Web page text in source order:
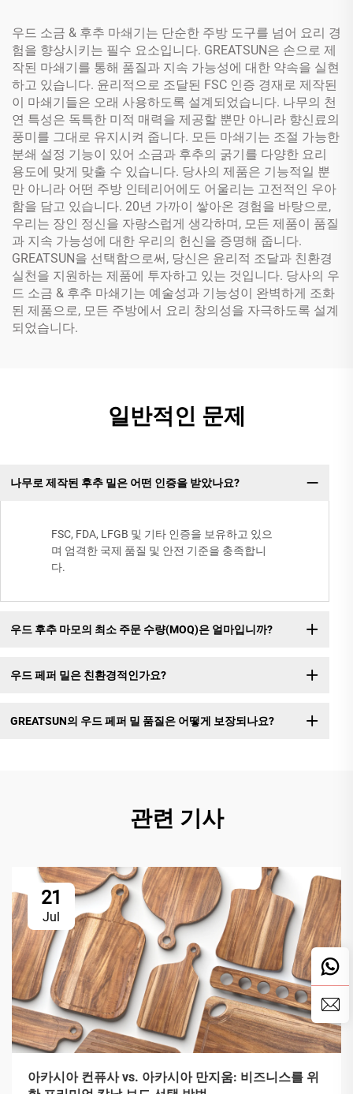
우드 소금 & 후추 마쇄기는 단순한 주방 도구를 넘어 요리 경
험을 향상시키는 필수 요소입니다. GREATSUN은 손으로 제
작된 마쇄기를 통해 품질과 지속 가능성에 대한 약속을 실현
하고 있습니다. 윤리적으로 조달된 FSC 인증 경재로 제작된
이 마쇄기들은 오래 사용하도록 설계되었습니다. 나무의 천
연 특성은 독특한 미적 매력을 제공할 뿐만 아니라 향신료의
풍미를 그대로 유지시켜 줍니다. 모든 마쇄기는 조절 가능한
분쇄 설정 기능이 있어 소금과 후추의 굵기를 다양한 요리
용도에 맞게 맞출 수 있습니다. 당사의 제품은 기능적일 뿐
만 아니라 어떤 주방 인테리어에도 어울리는 고전적인 우아
함을 담고 있습니다. 20년 가까이 쌓아온 경험을 바탕으로,
우리는 장인 정신을 자랑스럽게 생각하며, 모든 제품이 품질
과 지속 가능성에 대한 우리의 헌신을 증명해 줍니다.
GREATSUN을 선택함으로써, 당신은 윤리적 조달과 친환경
실천을 지원하는 제품에 투자하고 있는 것입니다. 당사의 우
드 소금 & 후추 마쇄기는 예술성과 기능성이 완벽하게 조화
된 제품으로, 모든 주방에서 요리 창의성을 자극하도록 설계
되었습니다.
일반적인 문제
나무로 제작된 후추 밀은 어떤 인증을 받았나요?
FSC, FDA, LFGB 및 기타 인증을 보유하고 있으
며 엄격한 국제 품질 및 안전 기준을 충족합니
다.
우드 후추 마모의 최소 주문 수량(MOQ)은 얼마입니까?
우드 페퍼 밀은 친환경적인가요?
GREATSUN의 우드 페퍼 밀 품질은 어떻게 보장되나요?
관련 기사
21
Jul
아카시아 컨퓨사 vs. 아카시아 만지움: 비즈니스를 위